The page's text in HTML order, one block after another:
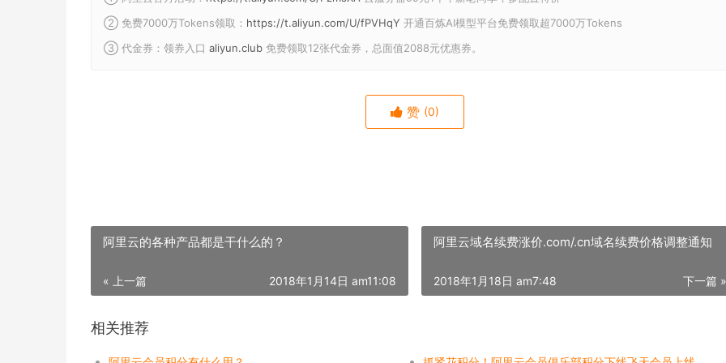
② 免费7000万Tokens领取： https://t.aliyun.com/U/fPVHqY 开通百炼AI模型平台免费领取超7000万Tokens
③ 代金券：领券入口 aliyun.club 免费领取12张代金券，总面值2088元优惠券。
赞 (0)
阿里云的各种产品都是干什么的？
« 上一篇 2018年1月14日 am11:08
阿里云域名续费涨价.com/.cn域名续费价格调整通知
下一篇 »
2018年1月18日 am7:48
相关推荐